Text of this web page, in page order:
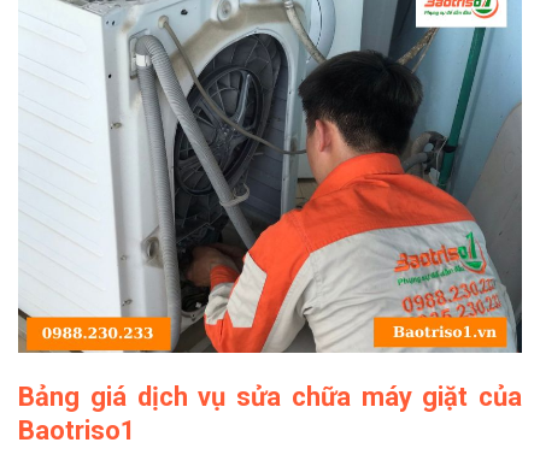
Bảng giá dịch vụ sửa chữa máy giặt của
Baotriso1